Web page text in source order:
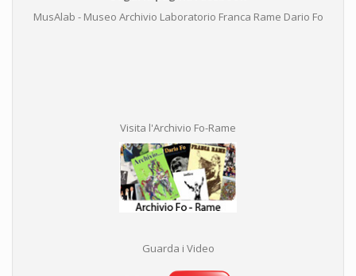
MusAlab - Museo Archivio Laboratorio Franca Rame Dario Fo
Visita l'Archivio Fo-Rame
Guarda i Video